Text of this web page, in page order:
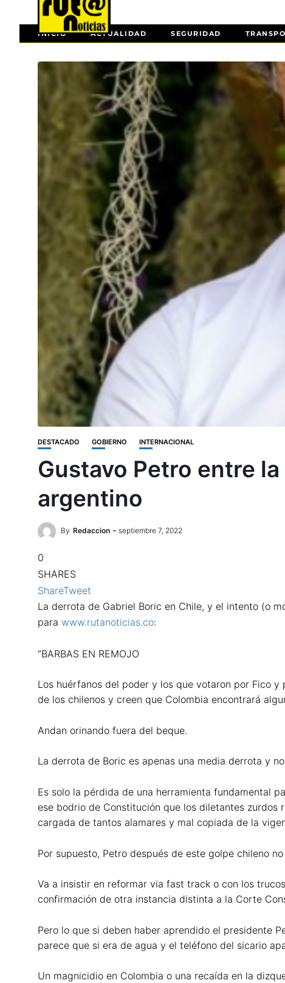
INICIO ACTUALIDAD SEGURIDAD
DESTACADO GOBIERNO INTERNACIONAL
Gustavo Petro entre
argentino
By Redaccion septiembre 7, 2022
0
SHARES
ShareTweet
La derrota de Gabriel Boric en Chile, y el intento (o
para www.rutanoticias.co:
“BARBAS EN REMOJO
Los huérfanos del poder y los que votaron por Fico
de los chilenos y creen que Colombia encontrará
Andan orinando fuera del beque.
La derrota de Boric es apenas una media derrota y
Es solo la pérdida de una herramienta fundamental
ese bodrio de Constitución que los diletantes
cargada de tantos alamares y mal copiada de la
Por supuesto, Petro después de este golpe chileno
Va a insistir en reformar via fast track o con los
confirmación de otra instancia distinta a la Corte
Pero lo que si deben haber aprendido el presidente
parece que si era de agua y el teléfono del sicario
Un magnicidio en Colombia o una recaída en la